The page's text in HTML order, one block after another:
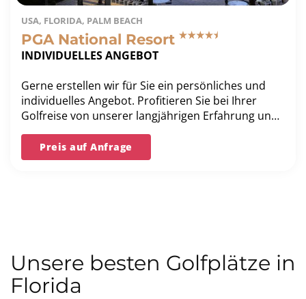
USA, FLORIDA, PALM BEACH
PGA National Resort
INDIVIDUELLES ANGEBOT
Gerne erstellen wir für Sie ein persönliches und
individuelles Angebot. Profitieren Sie bei Ihrer
Golfreise von unserer langjährigen Erfahrung und
unserer Bestpreis-Garantie.
Preis auf Anfrage
Unsere besten Golfplätze in
Florida